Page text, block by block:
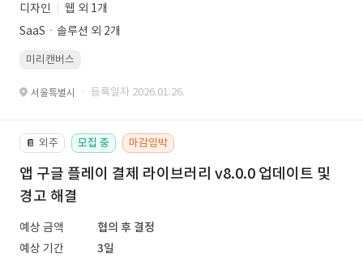
디자인
웹 외 1개
SaaSㆍ솔루션 외 2개
미리캔버스
서울특별시 · 등록일자 2026.01.26.
📔 외주 모집 중 마감임박
앱 구글 플레이 결제 라이브러리 v8.0.0 업데이트 및
경고 해결
예상 금액
협의 후 결정
예상 기간
3일